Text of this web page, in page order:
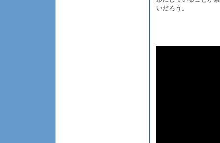
いだろう。